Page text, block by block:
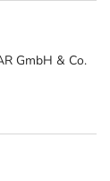
GmbH & Co.